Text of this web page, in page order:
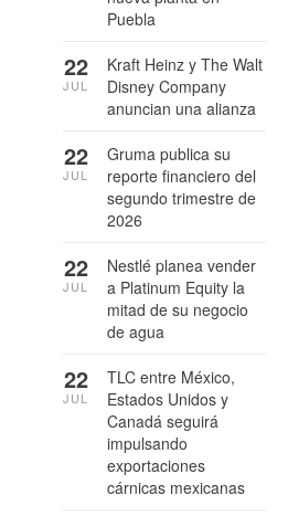
Puebla
Kraft Heinz y The Walt
Disney Company
anuncian una alianza
22
JUL
Gruma publica su
reporte financiero del
segundo trimestre de
2026
22
JUL
Nestlé planea vender
a Platinum Equity la
mitad de su negocio
de agua
22
JUL
TLC entre México,
Estados Unidos y
Canadá seguirá
impulsando
exportaciones
cárnicas mexicanas
22
JUL